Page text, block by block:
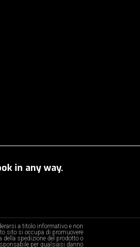
in any way.
a titolo informativo e non
sito si occupa di promuovere
spedizione del prodotto o
per qualsiasi danno